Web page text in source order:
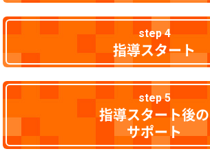
step 4
指導スタート
step 5
指導スタート後の
サポート